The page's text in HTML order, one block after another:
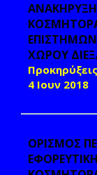
ΕΠΙΣΤΗΜΩΝ
ΧΩΡΟΥ
4 Ιουν 2018
ΟΡΙΣΜΟΣ